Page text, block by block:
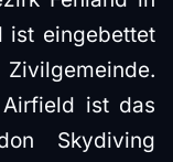
ist eingebettet
ist das
Skydiving